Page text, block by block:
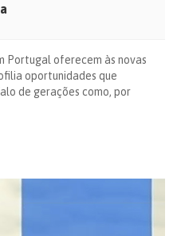
Portugal oferecem às novas
oportunidades que
de gerações como, por